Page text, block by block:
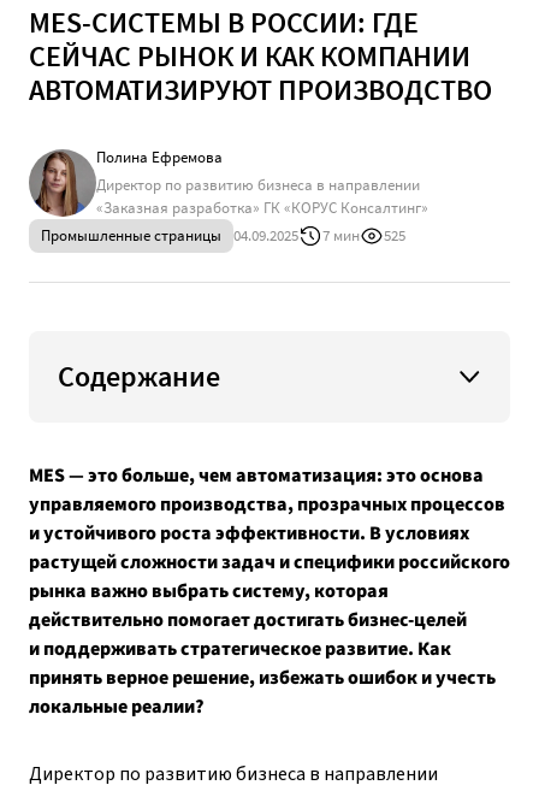
MES-СИСТЕМЫ В РОССИИ: ГДЕ
СЕЙЧАС РЫНОК И КАК КОМПАНИИ
АВТОМАТИЗИРУЮТ ПРОИЗВОДСТВО
Промышленные страницы 04.09.2025 7 мин 525
Полина Ефремова
Директор по развитию бизнеса в направлении
«Заказная разработка» ГК «КОРУС Консалтинг»
Содержание
MES — это больше, чем автоматизация: это основа
управляемого производства, прозрачных процессов
и устойчивого роста эффективности. В условиях
растущей сложности задач и специфики российского
рынка важно выбрать систему, которая
действительно помогает достигать бизнес-целей
и поддерживать стратегическое развитие. Как
принять верное решение, избежать ошибок и учесть
локальные реалии?
Директор по развитию бизнеса в направлении